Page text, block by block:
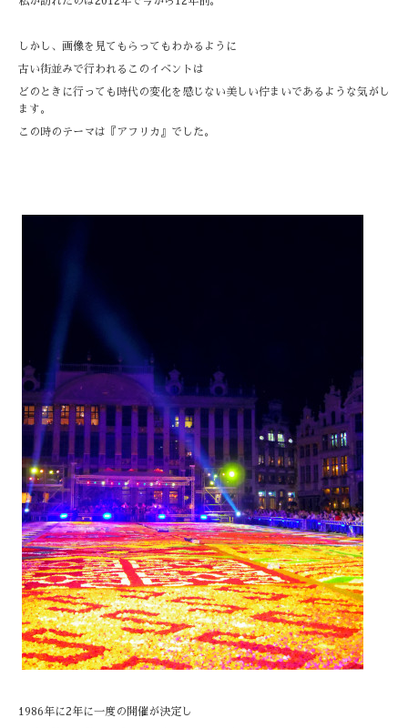
しかし、画像を見てもらってもわかるように
古い街並みで行われるこのイベントは
どのときに行っても時代の変化を感じない美しい佇まいであるような気がし
ます。
この時のテーマは『アフリカ』でした。
1986年に2年に一度の開催が決定し